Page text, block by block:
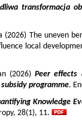
transformacja
(2026) The uneven
local
(2026)Peer effects
programme.
Knowledge
28(1), 11.